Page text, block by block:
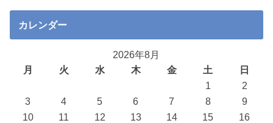
カレンダー
2026年8月
月
火 水 木 金 土
日
1
2
3
4 5 6 7 8
9
10
11 12 13 14 15
16